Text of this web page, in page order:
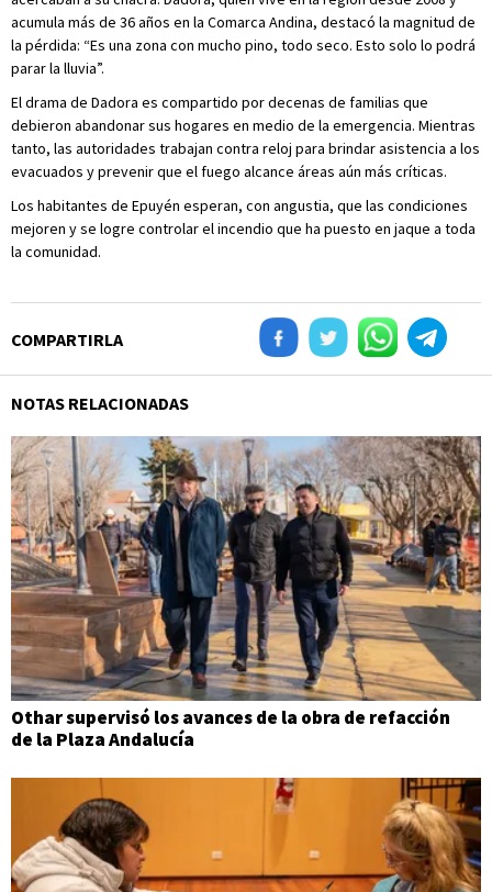
acumula más de 36 años en la Comarca Andina, destacó la magnitud de
la pérdida: “Es una zona con mucho pino, todo seco. Esto solo lo podrá
parar la lluvia”.
El drama de Dadora es compartido por decenas de familias que
debieron abandonar sus hogares en medio de la emergencia. Mientras
tanto, las autoridades trabajan contra reloj para brindar asistencia a los
evacuados y prevenir que el fuego alcance áreas aún más críticas.
Los habitantes de Epuyén esperan, con angustia, que las condiciones
mejoren y se logre controlar el incendio que ha puesto en jaque a toda
la comunidad.
COMPARTIRLA
NOTAS RELACIONADAS
Othar supervisó los avances de la obra de refacción
de la Plaza Andalucía